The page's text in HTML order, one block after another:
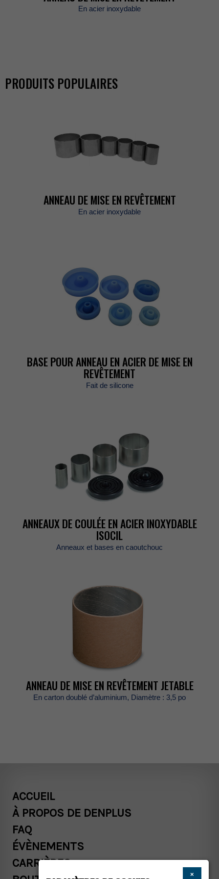
Enacierinoxydable
PRODUITSPOPULAIRES
ANNEAUDEMISEENREVÊTEMENT
Enacierinoxydable
BASEPOURANNEAUENACIERDEMISEEN
REVÊTEMENT
Faitdesilicone
ANNEAUXDECOULÉEENACIERINOXYDABLE
ISOCIL
Anneauxetbasesencaoutchouc
ANNEAUDEMISEENREVÊTEMENTJETABLE
Encartondoubléd’aluminium,Diamètre:3,5po
ACCUEIL
ÀPROPOSDEDENPLUS
FAQ
ÉVÈNEMENTS
CARRIÈRES
×